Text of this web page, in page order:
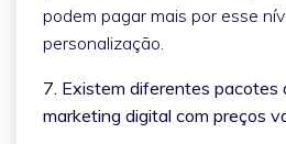
podem pagar mais por esse
personalização.
7. Existem diferentes pacotes
marketing digital com preços